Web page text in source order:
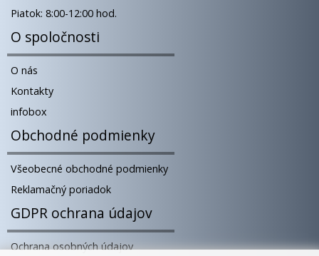
Piatok: 8:00-12:00 hod.
O spoločnosti
O nás
Kontakty
infobox
Obchodné podmienky
Všeobecné obchodné podmienky
Reklamačný poriadok
GDPR ochrana údajov
Ochrana osobných údajov